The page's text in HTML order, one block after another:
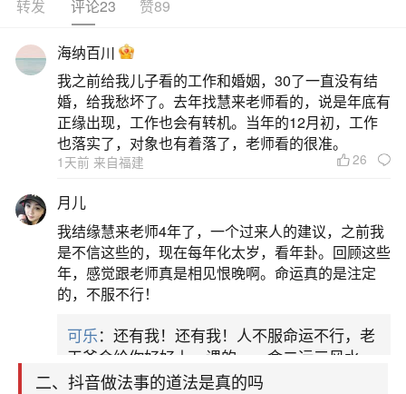
生活中像道教做法事僻邪是真的吗？都是很常
见的问题，但是小问题不注意可能会引起大麻烦，
下面就这个问题给大家做一些解读：
一、找道士做法事可以把邪祟搞走不
从国学命理角度，正宗且得当的道教法事，确
实有可能把邪祟搞走，但并非绝对有效。正宗道教
法事的理论依据与手段正宗的道教法事，有着深厚
的理论根基。它需由修行有成的法师来主持，法师
要依循天时、地利、人和的原则。在法事过程中，
会运用符咒、法器、科仪等手段。符咒是道教法事
中常用的工具，被认为具有特殊
二、抖音做法事的道法是真的吗
转发 评论23 赞89
海纳百川
我之前给我儿子看的工作和婚姻，30了一直没有结
婚，给我愁坏了。去年找慧来老师看的，说是年底有
正缘出现，工作也会有转机。当年的12月初，工作
也落实了，对象也有着落了，老师看的很准。
1天前 来自福建 26
月儿
我结缘慧来老师4年了，一个过来人的建议，之前我
是不信这些的，现在每年化太岁，看年卦。回顾这些
年，感觉跟老师真是相见恨晚啊。命运真的是注定
的，不服不行！
可乐：还有我！还有我！人不服命运不行，老
天爷会给你好好上一课的。一命二运三风水，
哪样不服都不行！